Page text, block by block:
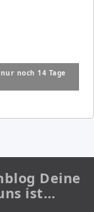
noch 14 Tage
Deine
ist…